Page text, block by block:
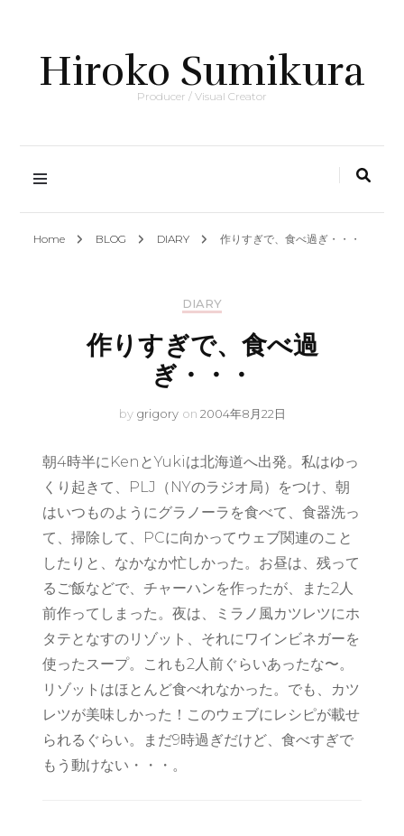
Hiroko Sumikura
Producer / Visual Creator
Home BLOG DIARY 作りすぎで、食べ過ぎ・・・
DIARY
作りすぎで、食べ過
ぎ・・・
by grigory on 2004年8月22日
朝4時半にKenとYukiは北海道へ出発。私はゆっ
くり起きて、PLJ（NYのラジオ局）をつけ、朝
はいつものようにグラノーラを食べて、食器洗っ
て、掃除して、PCに向かってウェブ関連のこと
したりと、なかなか忙しかった。お昼は、残って
るご飯などで、チャーハンを作ったが、また2人
前作ってしまった。夜は、ミラノ風カツレツにホ
タテとなすのリゾット、それにワインビネガーを
使ったスープ。これも2人前ぐらいあったな〜。
リゾットはほとんど食べれなかった。でも、カツ
レツが美味しかった！このウェブにレシピが載せ
られるぐらい。まだ9時過ぎだけど、食べすぎで
もう動けない・・・。